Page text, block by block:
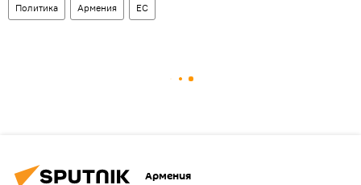
Политика Армения ЕС
Армения